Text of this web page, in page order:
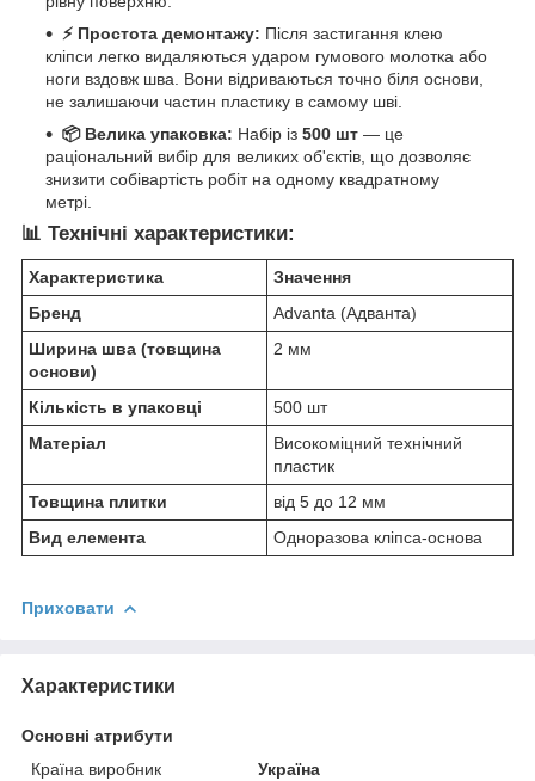
⚡️ Простота демонтажу: Після застигання клею
кліпси легко видаляються ударом гумового молотка або
ноги вздовж шва. Вони відриваються точно біля основи,
не залишаючи частин пластику в самому шві.
📦 Велика упаковка: Набір із 500 шт — це
раціональний вибір для великих об'єктів, що дозволяє
знизити собівартість робіт на одному квадратному
метрі.
📊 Технічні характеристики:
Характеристика
Значення
Бренд
Advanta (Адванта)
Ширина шва (товщина
основи)
2 мм
Кількість в упаковці
500 шт
Матеріал
Високоміцний технічний
пластик
Товщина плитки
від 5 до 12 мм
Вид елемента
Одноразова кліпса-основа
Приховати
Характеристики
Основні атрибути
Країна виробник
Україна